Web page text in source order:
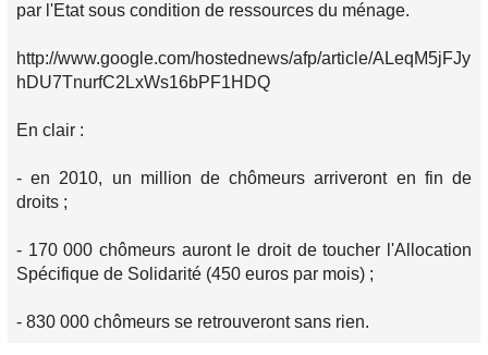
par l'Etat sous condition de ressources du ménage.
http://www.google.com/hostednews/afp/article/ALeqM5jFJy
hDU7TnurfC2LxWs16bPF1HDQ
En clair :
- en 2010, un million de chômeurs arriveront en fin de
droits ;
- 170 000 chômeurs auront le droit de toucher l'Allocation
Spécifique de Solidarité (450 euros par mois) ;
- 830 000 chômeurs se retrouveront sans rien.